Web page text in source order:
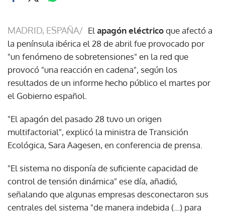
MADRID, ESPAÑA/ El apagón eléctricoque afectó a
la península ibérica el 28 de abril fue provocado por
"un fenómeno de sobretensiones" en la red que
provocó "una reacción en cadena", según los
resultados de un informe hecho público el martes por
el Gobierno español.
"El apagón del pasado 28 tuvo un origen
multifactorial", explicó la ministra de Transición
Ecológica, Sara Aagesen, en conferencia de prensa.
"El sistema no disponía de suficiente capacidad de
control de tensión dinámica" ese día, añadió,
señalando que algunas empresas desconectaron sus
centrales del sistema "de manera indebida (...) para